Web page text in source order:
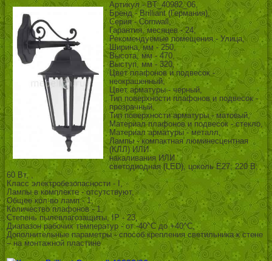
Артикул - BT_40982_06,
Бренд - Brilliant (Германия),
Серия - Cornwall,
Гарантия, месяцев - 24,
Рекомендуемые помещения - Улица,
Ширина, мм - 250,
Высота, мм - 470,
Выступ, мм - 320,
Цвет плафонов и подвесок -
неокрашенный,
Цвет арматуры - черный,
Тип поверхности плафонов и подвесок -
прозрачный,
Тип поверхности арматуры - матовый,
Материал плафонов и подвесок - стекло,
Материал арматуры - металл,
Лампы - компактная люминесцентная
(КЛЛ) ИЛИ
накаливания ИЛИ
светодиодная (LED), цоколь E27; 220 В;
60 Вт, ,
Класс электробезопасности - I,
Лампы в комплекте - отсутствуют,
Общее кол-во ламп - 1,
Количество плафонов - 1,
Степень пылевлагозащиты, IP - 23,
Диапазон рабочих температур - от -40^C до +40^C,
Дополнительные параметры - способ крепления светильника к стене
– на монтажной пластине